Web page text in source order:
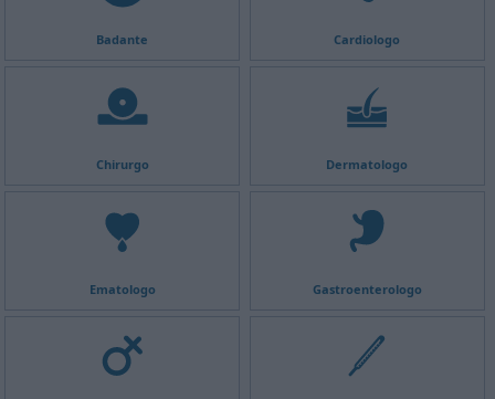
Badante Cardiologo
Chirurgo Dermatologo
Ematologo Gastroenterologo